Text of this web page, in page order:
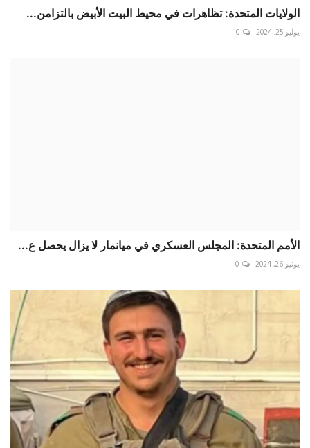
الولايات المتحدة: تظاهرات في محيط البيت الأبيض بالتزامن...
يوليو 25, 2024 0
الأمم المتحدة: المجلس العسكري في ميانمار لا يزال يحصل ع...
يونيو 26, 2024 0